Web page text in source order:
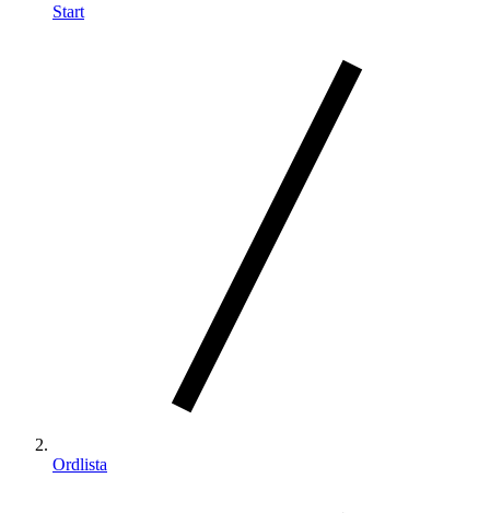
Start
Ordlista